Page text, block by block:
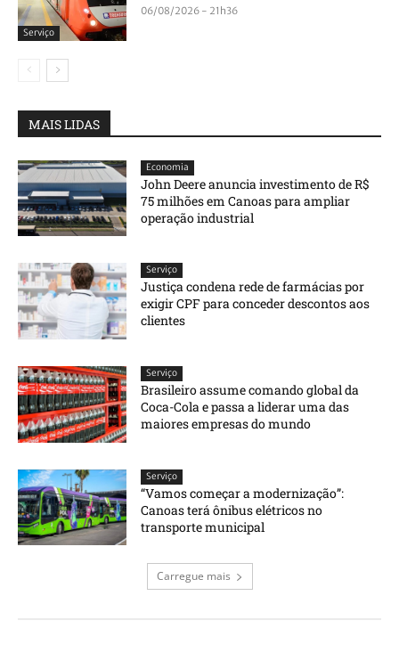
Serviço
06/08/2026 - 21h36
MAIS LIDAS
Economia
John Deere anuncia investimento de R$
75 milhões em Canoas para ampliar
operação industrial
Serviço
Justiça condena rede de farmácias por
exigir CPF para conceder descontos aos
clientes
Serviço
Brasileiro assume comando global da
Coca-Cola e passa a liderar uma das
maiores empresas do mundo
Serviço
“Vamos começar a modernização”:
Canoas terá ônibus elétricos no
transporte municipal
Carregue mais